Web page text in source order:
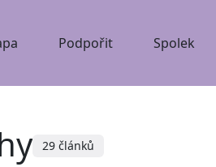
Podpořit Spolek
29 článků